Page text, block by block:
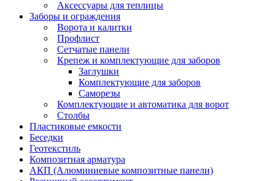
Аксессуары для теплицы
Заборы и ограждения
Ворота и калитки
Профлист
Сетчатые панели
Крепеж и комплектующие для заборов
Заглушки
Комплектующие для заборов
Саморезы
Комплектующие и автоматика для ворот
Столбы
Пластиковые емкости
Беседки
Геотекстиль
Композитная арматура
АКП (Алюминиевые композитные панели)